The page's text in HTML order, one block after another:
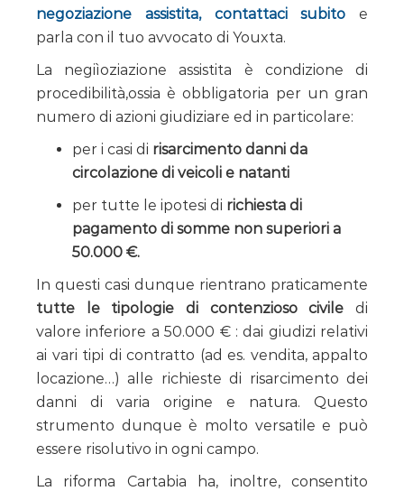
negoziazione assistita, contattaci subito e
parla con il tuo avvocato di Youxta.
La negiìoziazione assistita è condizione di
procedibilità,ossia è obbligatoria per un gran
numero di azioni giudiziare ed in particolare:
per i casi di risarcimento danni da
circolazione di veicoli e natanti
per tutte le ipotesi di richiesta di
pagamento di somme non superiori a
50.000 €.
In questi casi dunque rientrano praticamente
tutte le tipologie di contenzioso civile di
valore inferiore a 50.000 € : dai giudizi relativi
ai vari tipi di contratto (ad es. vendita, appalto
locazione…) alle richieste di risarcimento dei
danni di varia origine e natura. Questo
strumento dunque è molto versatile e può
essere risolutivo in ogni campo.
La riforma Cartabia ha, inoltre, consentito